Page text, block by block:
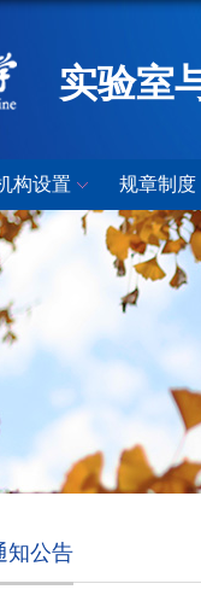
实验室
构设置 规章制度
知公告